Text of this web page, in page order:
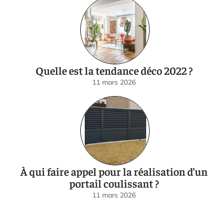
Quelle est la tendance déco 2022 ?
11 mars 2026
À qui faire appel pour la réalisation d’un
portail coulissant ?
11 mars 2026